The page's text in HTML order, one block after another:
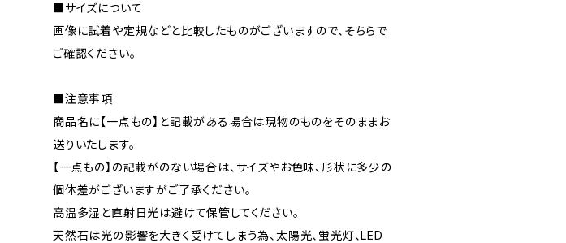
■サイズについて
画像に試着や定規などと比較したものがございますので、そちらで
ご確認ください。
■注意事項
商品名に【一点もの】と記載がある場合は現物のものをそのままお
送りいたします。
【一点もの】の記載がのない場合は、サイズやお色味、形状に多少の
個体差がございますがご了承ください。
高温多湿と直射日光は避けて保管してください。
天然石は光の影響を大きく受けてしまう為、太陽光、蛍光灯、LED